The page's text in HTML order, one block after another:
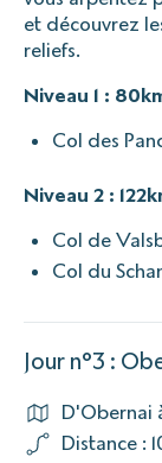
et découvrez
reliefs.
Niveau 1 :
Col des
Niveau 2 :
Col de
Col du
Jour n°3 :
D'Obernai
Distance :